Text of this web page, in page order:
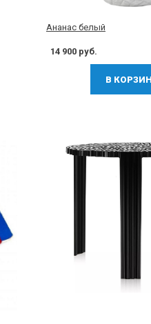
Ананас белый
14 900 руб.
В